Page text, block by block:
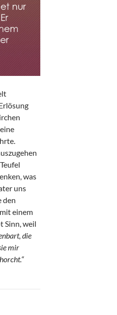
was
uns
den
einem
Sinn, weil
die
mir